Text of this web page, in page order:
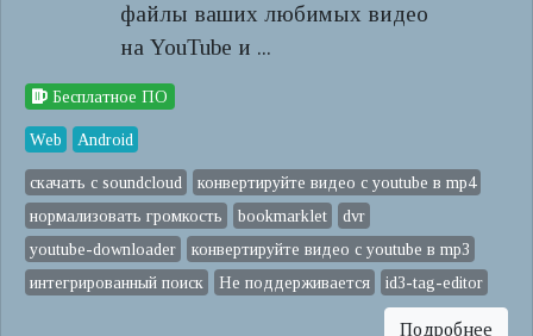
файлы ваших любимых видео
на YouTube и ...
Бесплатное ПО
Web Android
скачать с soundcloud
конвертируйте видео с youtube в mp4
нормализовать громкость
bookmarklet
dvr
youtube-downloader
конвертируйте видео с youtube в mp3
интегрированный поиск
Не поддерживается id3-tag-editor
Подробнее